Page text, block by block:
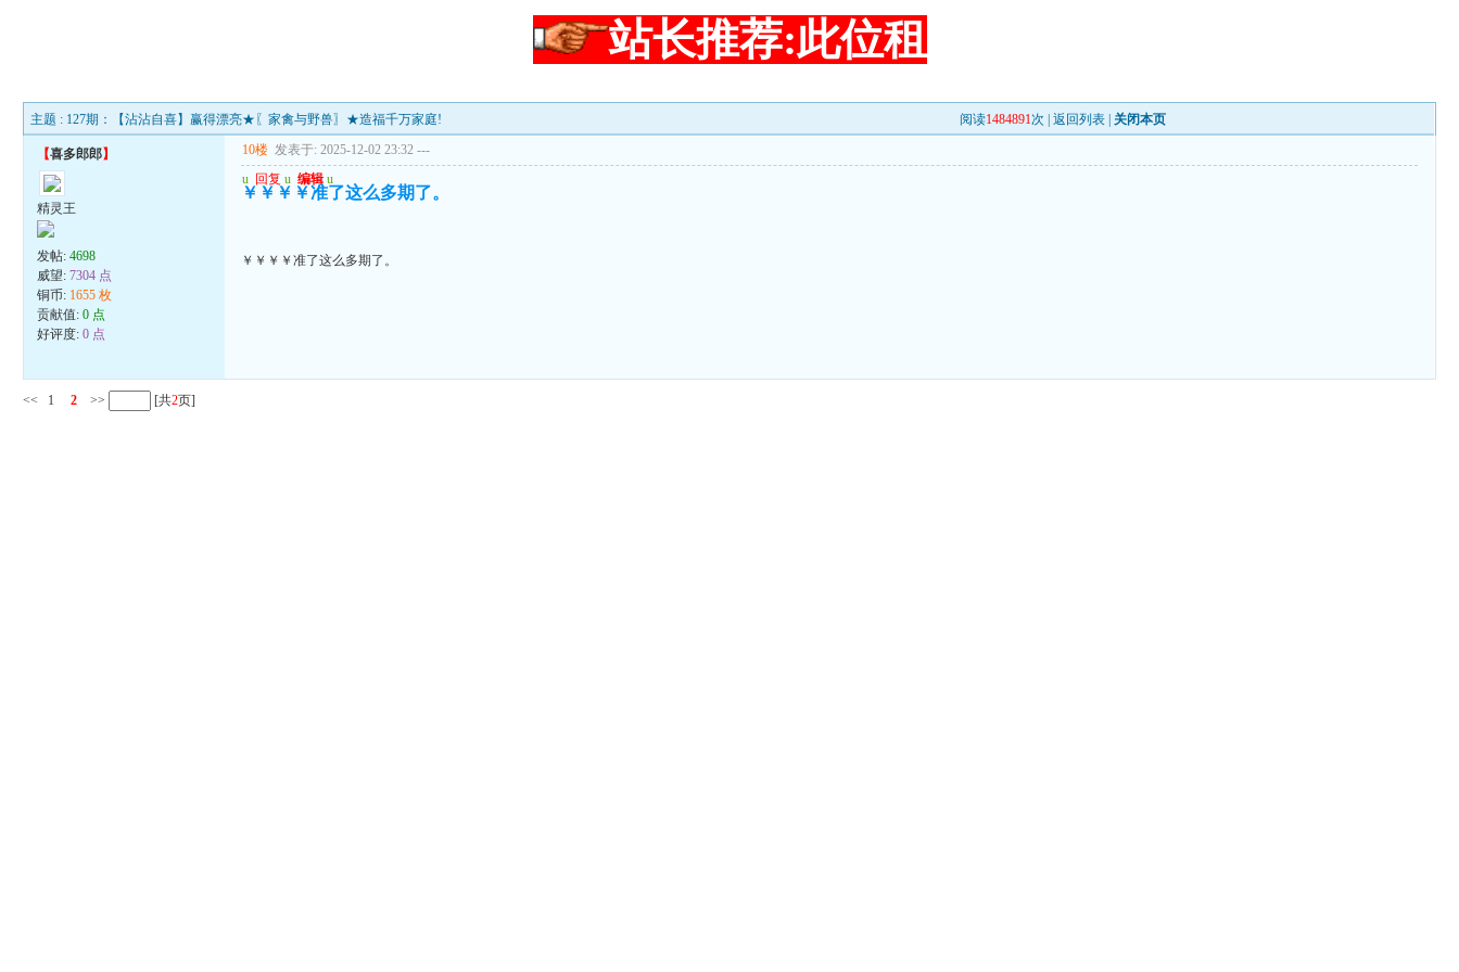
站长推荐:此位租
主题 : 127期：【沾沾自喜】赢得漂亮★〖家禽与野兽〗★造福千万家庭! 阅读1484891次 |返回列表 关闭本页
【喜多郎郎】
精灵王
发帖:4698
威望:7304 点
铜币: 1655 枚
贡献值:0 点
好评度:0 点
10楼 发表于: 2025-12-02 23:32 ---
u 回复 u 编辑 u
￥￥￥￥准了这么多期了。
￥￥￥￥准了这么多期了。
<< 1 2 >> [共2页]